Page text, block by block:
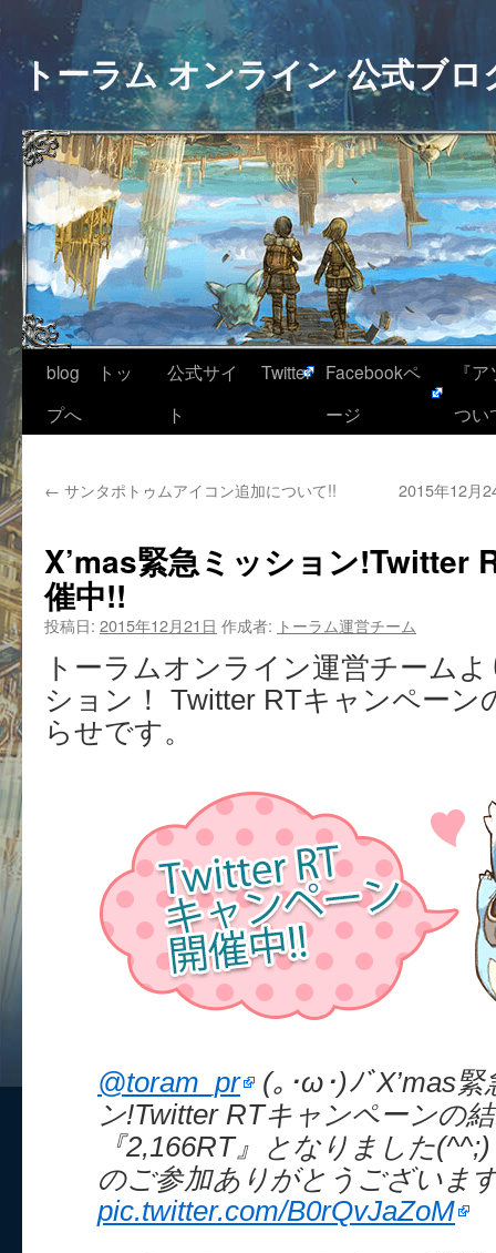
トーラム オンライン 公式ブロ
blog トッ
プへ
公式サイ
ト
Twitter
Facebookペ
ージ
『
つい
← サンタポトゥムアイコン追加について!! 2015年12月
X’mas緊急ミッション!Twitter
催中!!
投稿日: 2015年12月21日 作成者: トーラム運営チーム
トーラムオンライン運営チームよ
ション！ Twitter RTキャンペーン
らせです。
@toram_pr
(｡･ω･)ﾉﾞX’mas
ン!Twitter RTキャンペーンの
『2,166RT』となりました
のご参加ありがとうございま
pic.twitter.com/B0rQvJaZoM